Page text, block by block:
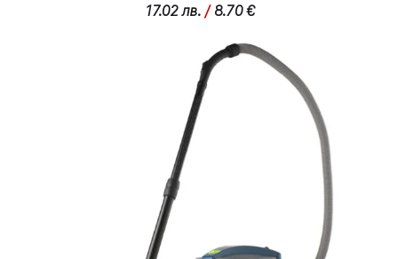
17.02лв./ 8.70 €